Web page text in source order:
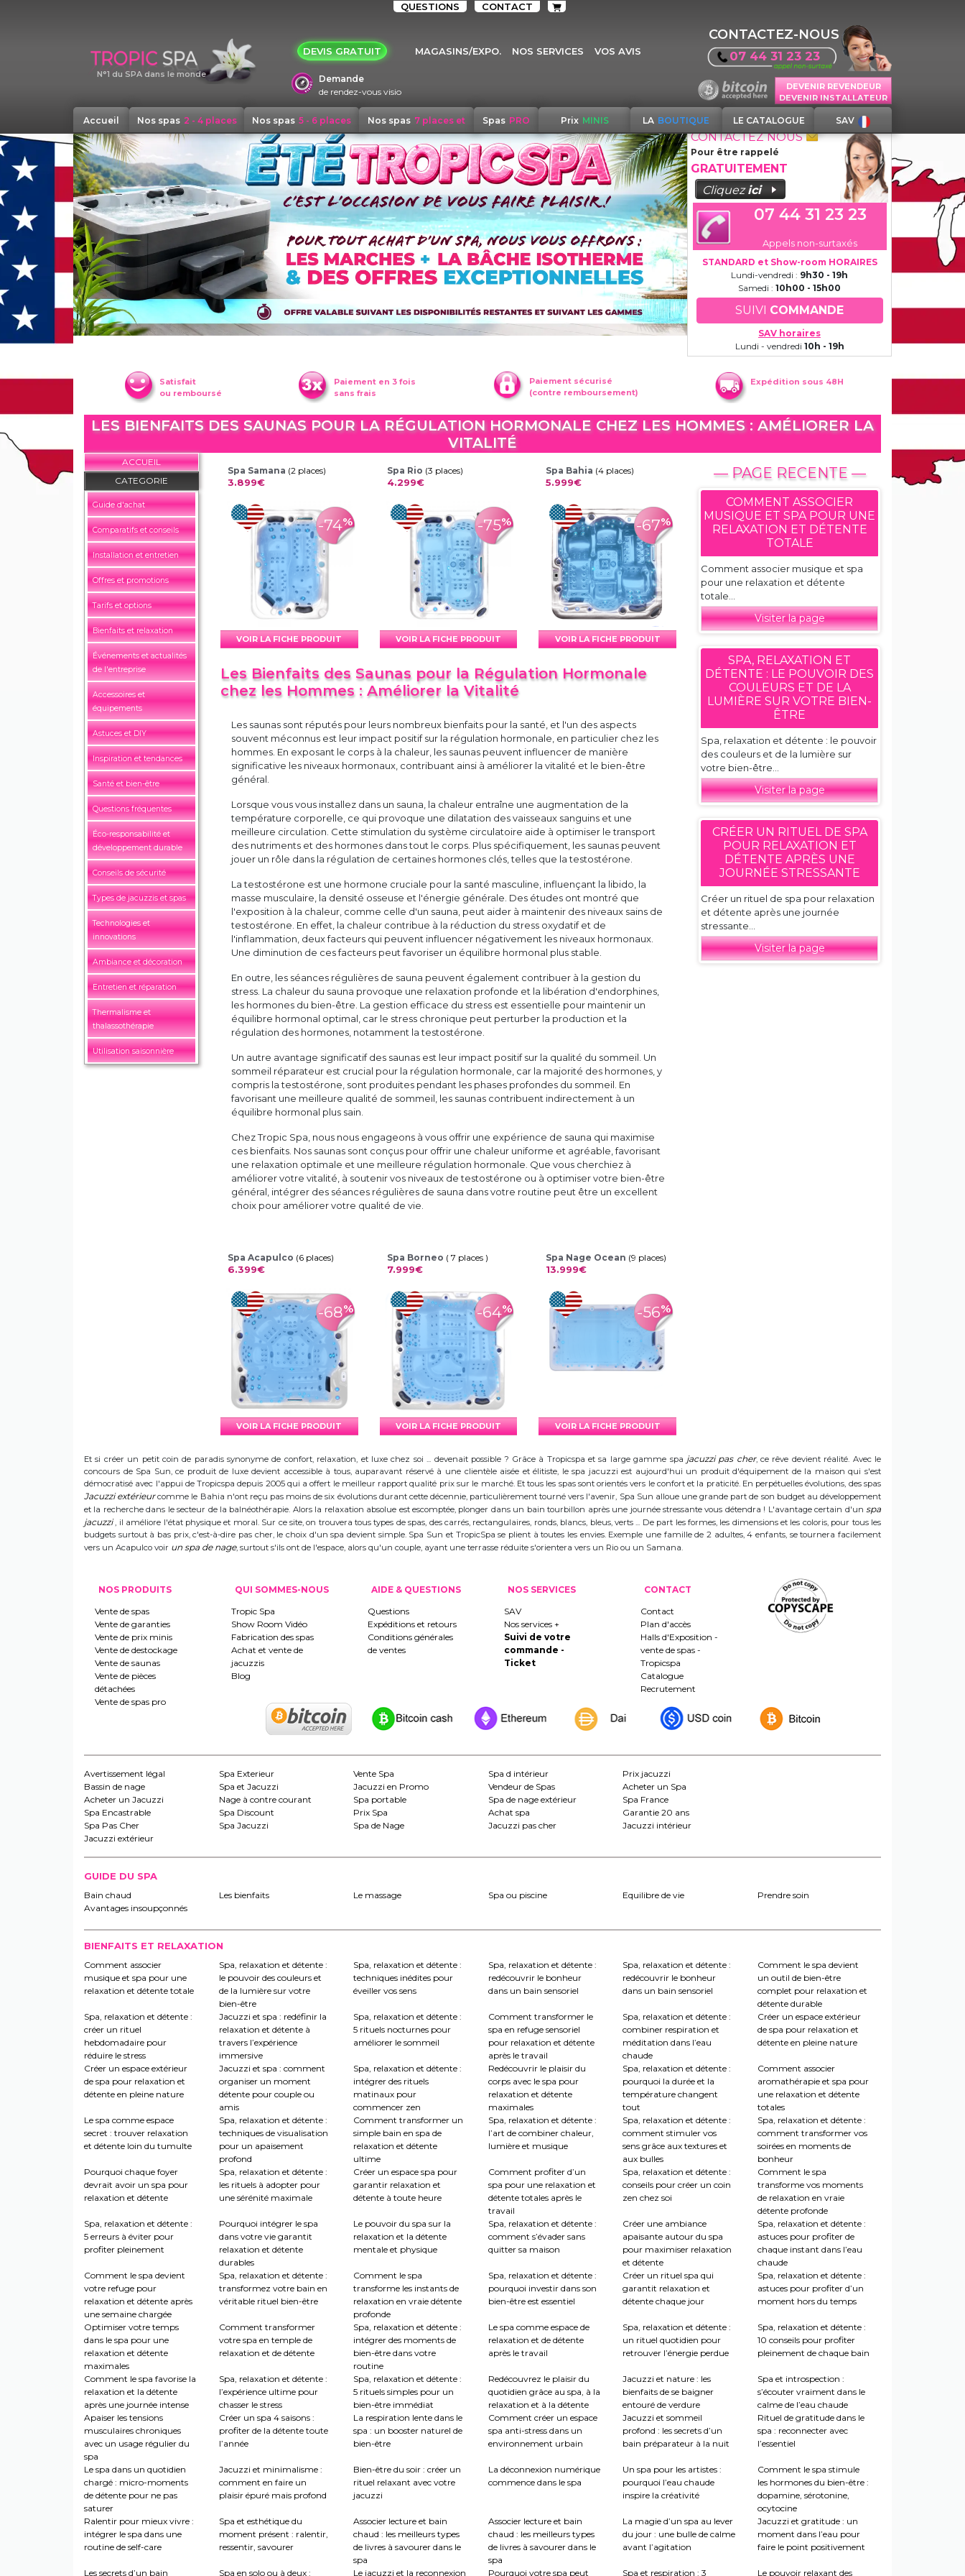
QUESTIONS CONTACT
N°1 du SPA dans le monde
DEVIS GRATUIT MAGASINS/EXPO. NOS SERVICES VOS AVIS
Demande
de rendez-vous visio
CONTACTEZ-NOUS
07 44 31 23 23
DEVENIR REVENDEUR
DEVENIR INSTALLATEUR
Accueil Nos spas 2 - 4 places Nos spas 5 - 6 places Nos spas 7 places et
+
Spas PRO Prix MINIS LA BOUTIQUE LE CATALOGUE SAV
CONTACTEZ NOUS
Pour être rappelé
GRATUITEMENT
Cliquezici
07 44 31 23 23
Appels non-surtaxés
STANDARD et Show-room HORAIRES
Lundi-vendredi : 9h30 - 19h
Samedi : 10h00 - 15h00
SUIVI COMMANDE
SAV horaires
Lundi - vendredi 10h - 19h
Satisfait
ou remboursé
Paiement en 3 fois
sans frais
Paiement sécurisé
(contre remboursement)
Expédition sous 48H
LES BIENFAITS DES SAUNAS POUR LA RÉGULATION HORMONALE CHEZ LES HOMMES : AMÉLIORER LA
VITALITÉ
ACCUEIL
CATEGORIE
Guide d'achat
Comparatifs et conseils
Installation et entretien
Offres et promotions
Tarifs et options
Bienfaits et relaxation
Événements et actualités
de l'entreprise
Accessoires et
équipements
Astuces et DIY
Inspiration et tendances
Santé et bien-être
Questions fréquentes
Éco-responsabilité et
développement durable
Conseils de sécurité
Types de jacuzzis et spas
Technologies et
innovations
Ambiance et décoration
Entretien et réparation
Thermalisme et
thalassothérapie
Utilisation saisonnière
Spa Samana (2 places)
3.899€
-74%
VOIR LA FICHE PRODUIT
Spa Rio (3 places)
4.299€
-75%
VOIR LA FICHE PRODUIT
Spa Bahia (4 places)
5.999€
-67%
VOIR LA FICHE PRODUIT
Les Bienfaits des Saunas pour la Régulation Hormonale
chez les Hommes : Améliorer la Vitalité
Les saunas sont réputés pour leurs nombreux bienfaits pour la santé, et l'un des aspects
souvent méconnus est leur impact positif sur la régulation hormonale, en particulier chez les
hommes. En exposant le corps à la chaleur, les saunas peuvent influencer de manière
significative les niveaux hormonaux, contribuant ainsi à améliorer la vitalité et le bien-être
général.
Lorsque vous vous installez dans un sauna, la chaleur entraîne une augmentation de la
température corporelle, ce qui provoque une dilatation des vaisseaux sanguins et une
meilleure circulation. Cette stimulation du système circulatoire aide à optimiser le transport
des nutriments et des hormones dans tout le corps. Plus spécifiquement, les saunas peuvent
jouer un rôle dans la régulation de certaines hormones clés, telles que la testostérone.
La testostérone est une hormone cruciale pour la santé masculine, influençant la libido, la
masse musculaire, la densité osseuse et l'énergie générale. Des études ont montré que
l'exposition à la chaleur, comme celle d'un sauna, peut aider à maintenir des niveaux sains de
testostérone. En effet, la chaleur contribue à la réduction du stress oxydatif et de
l'inflammation, deux facteurs qui peuvent influencer négativement les niveaux hormonaux.
Une diminution de ces facteurs peut favoriser un équilibre hormonal plus stable.
En outre, les séances régulières de sauna peuvent également contribuer à la gestion du
stress. La chaleur du sauna provoque une relaxation profonde et la libération d'endorphines,
les hormones du bien-être. La gestion efficace du stress est essentielle pour maintenir un
équilibre hormonal optimal, car le stress chronique peut perturber la production et la
régulation des hormones, notamment la testostérone.
Un autre avantage significatif des saunas est leur impact positif sur la qualité du sommeil. Un
sommeil réparateur est crucial pour la régulation hormonale, car la majorité des hormones, y
compris la testostérone, sont produites pendant les phases profondes du sommeil. En
favorisant une meilleure qualité de sommeil, les saunas contribuent indirectement à un
équilibre hormonal plus sain.
Chez Tropic Spa, nous nous engageons à vous offrir une expérience de sauna qui maximise
ces bienfaits. Nos saunas sont conçus pour offrir une chaleur uniforme et agréable, favorisant
une relaxation optimale et une meilleure régulation hormonale. Que vous cherchiez à
améliorer votre vitalité, à soutenir vos niveaux de testostérone ou à optimiser votre bien-être
général, intégrer des séances régulières de sauna dans votre routine peut être un excellent
choix pour améliorer votre qualité de vie.
Spa Acapulco (6 places)
6.399€
-68%
VOIR LA FICHE PRODUIT
Spa Borneo ( 7 places )
7.999€
-64%
VOIR LA FICHE PRODUIT
Spa Nage Ocean (9 places)
13.999€
-56%
VOIR LA FICHE PRODUIT
— PAGE RECENTE —
COMMENT ASSOCIER
MUSIQUE ET SPA POUR UNE
RELAXATION ET DÉTENTE
TOTALE
Comment associer musique et spa
pour une relaxation et détente
totale...
Visiter la page
SPA, RELAXATION ET
DÉTENTE : LE POUVOIR DES
COULEURS ET DE LA
LUMIÈRE SUR VOTRE BIEN-
ÊTRE
Spa, relaxation et détente : le pouvoir
des couleurs et de la lumière sur
votre bien-être...
Visiter la page
CRÉER UN RITUEL DE SPA
POUR RELAXATION ET
DÉTENTE APRÈS UNE
JOURNÉE STRESSANTE
Créer un rituel de spa pour relaxation
et détente après une journée
stressante...
Visiter la page
Et si créer un petit coin de paradis synonyme de confort, relaxation, et luxe chez soi ... devenait possible ? Grâce à Tropicspa et sa large gamme spa jacuzzi pas cher, ce rêve devient réalité. Avec le
concours de Spa Sun, ce produit de luxe devient accessible à tous, auparavant réservé à une clientèle aisée et élitiste, le spa jacuzzi est aujourd'hui un produit d'équipement de la maison qui s'est
démocratisé avec l'appui de Tropicspa depuis 2005 qui a offert le meilleur rapport qualité prix sur le marché. Et tous les spas sont orientés vers le confort et la praticité. En perpétuelles évolutions, des spas
Jacuzzi extérieurcomme le Bahia n'ont reçu pas moins de six évolutions durant cette décennie, particulièrement tourné vers l'avenir, Spa Sun alloue une grande part de son budget au développement
et la recherche dans le secteur de la balnéothérapie. Alors la relaxation absolue est escomptée, plonger dans un bain tourbillon après une journée stressante vous détendra ! L'avantage certain d'un spa
jacuzzi, il améliore l'état physique et moral. Sur ce site, on trouvera tous types de spas, des carrés, rectangulaires, ronds, blancs, bleus, verts ... De part les formes, les dimensions et les coloris, pour tous les
budgets surtout à bas prix, c'est-à-dire pas cher, le choix d'un spa devient simple. Spa Sun et TropicSpa se plient à toutes les envies. Exemple une famille de 2 adultes, 4 enfants, se tournera facilement
vers un Acapulco voir un spa de nage, surtout s'ils ont de l'espace, alors qu'un couple, ayant une terrasse réduite s'orientera vers un Rio ou un Samana.
NOS PRODUITS
Vente de spas
Vente de garanties
Vente de prix minis
Vente de destockage
Vente de saunas
Vente de pièces
détachées
Vente de spas pro
QUI SOMMES-NOUS
Tropic Spa
Show Room Vidéo
Fabrication des spas
Achat et vente de
jacuzzis
Blog
AIDE & QUESTIONS
Questions
Expéditions et retours
Conditions générales
de ventes
NOS SERVICES
SAV
Nos services +
Suivi de votre
commande -
Ticket
CONTACT
Contact
Plan d'accès
Halls d'Exposition -
vente de spas -
Tropicspa
Catalogue
Recrutement
Avertissement légal Spa Exterieur Vente Spa Spa d intérieur
Prix jacuzzi
Bassin de nage
Spa et Jacuzzi Jacuzzi en Promo Vendeur de Spas
Acheter un Spa
Acheter un Jacuzzi
Nage à contre courant Spa portable Spa de nage extérieur
Spa France
Spa Encastrable
Spa Discount Prix Spa Achat spa
Garantie 20 ans
Spa Pas Cher
Spa Jacuzzi Spa de Nage Jacuzzi pas cher
Jacuzzi intérieur
Jacuzzi extérieur
GUIDE DU SPA
Bain chaud Les bienfaits Le massage Spa ou piscine Equilibre de vie
Prendre soin
Avantages insoupçonnés
BIENFAITS ET RELAXATION
Comment associer
musique et spa pour une
relaxation et détente totale
Spa, relaxation et détente :
le pouvoir des couleurs et
de la lumière sur votre
bien-être
Spa, relaxation et détente :
techniques inédites pour
éveiller vos sens
Spa, relaxation et détente :
redécouvrir le bonheur
dans un bain sensoriel
Spa, relaxation et détente :
redécouvrir le bonheur
dans un bain sensoriel
Comment le spa devient
un outil de bien-être
complet pour relaxation et
détente durable
Spa, relaxation et détente :
créer un rituel
hebdomadaire pour
réduire le stress
Jacuzzi et spa : redéfinir la
relaxation et détente à
travers l’expérience
immersive
Spa, relaxation et détente :
5 rituels nocturnes pour
améliorer le sommeil
Comment transformer le
spa en refuge sensoriel
pour relaxation et détente
après le travail
Spa, relaxation et détente :
combiner respiration et
méditation dans l’eau
chaude
Créer un espace extérieur
de spa pour relaxation et
détente en pleine nature
Créer un espace extérieur
de spa pour relaxation et
détente en pleine nature
Jacuzzi et spa : comment
organiser un moment
détente pour couple ou
amis
Spa, relaxation et détente :
intégrer des rituels
matinaux pour
commencer zen
Redécouvrir le plaisir du
corps avec le spa pour
relaxation et détente
maximales
Spa, relaxation et détente :
pourquoi la durée et la
température changent
tout
Comment associer
aromathérapie et spa pour
une relaxation et détente
totales
Le spa comme espace
secret : trouver relaxation
et détente loin du tumulte
Spa, relaxation et détente :
techniques de visualisation
pour un apaisement
profond
Comment transformer un
simple bain en spa de
relaxation et détente
ultime
Spa, relaxation et détente :
l’art de combiner chaleur,
lumière et musique
Spa, relaxation et détente :
comment stimuler vos
sens grâce aux textures et
aux bulles
Spa, relaxation et détente :
comment transformer vos
soirées en moments de
bonheur
Pourquoi chaque foyer
devrait avoir un spa pour
relaxation et détente
Spa, relaxation et détente :
les rituels à adopter pour
une sérénité maximale
Créer un espace spa pour
garantir relaxation et
détente à toute heure
Comment profiter d’un
spa pour une relaxation et
détente totales après le
travail
Spa, relaxation et détente :
conseils pour créer un coin
zen chez soi
Comment le spa
transforme vos moments
de relaxation en vraie
détente profonde
Spa, relaxation et détente :
5 erreurs à éviter pour
profiter pleinement
Pourquoi intégrer le spa
dans votre vie garantit
relaxation et détente
durables
Le pouvoir du spa sur la
relaxation et la détente
mentale et physique
Spa, relaxation et détente :
comment s’évader sans
quitter sa maison
Créer une ambiance
apaisante autour du spa
pour maximiser relaxation
et détente
Spa, relaxation et détente :
astuces pour profiter de
chaque instant dans l’eau
chaude
Comment le spa devient
votre refuge pour
relaxation et détente après
une semaine chargée
Spa, relaxation et détente :
transformez votre bain en
véritable rituel bien-être
Comment le spa
transforme les instants de
relaxation en vraie détente
profonde
Spa, relaxation et détente :
pourquoi investir dans son
bien-être est essentiel
Créer un rituel spa qui
garantit relaxation et
détente chaque jour
Spa, relaxation et détente :
astuces pour profiter d’un
moment hors du temps
Optimiser votre temps
dans le spa pour une
relaxation et détente
maximales
Comment transformer
votre spa en temple de
relaxation et de détente
Spa, relaxation et détente :
intégrer des moments de
bien-être dans votre
routine
Le spa comme espace de
relaxation et de détente
après le travail
Spa, relaxation et détente :
un rituel quotidien pour
retrouver l’énergie perdue
Spa, relaxation et détente :
10 conseils pour profiter
pleinement de chaque bain
Comment le spa favorise la
relaxation et la détente
après une journée intense
Spa, relaxation et détente :
l’expérience ultime pour
chasser le stress
Spa, relaxation et détente :
5 rituels simples pour un
bien-être immédiat
Redécouvrez le plaisir du
quotidien grâce au spa, à la
relaxation et à la détente
Jacuzzi et nature : les
bienfaits de se baigner
entouré de verdure
Spa et introspection :
s’écouter vraiment dans le
calme de l’eau chaude
Apaiser les tensions
musculaires chroniques
avec un usage régulier du
spa
Créer un spa 4 saisons :
profiter de la détente toute
l’année
La respiration lente dans le
spa : un booster naturel de
bien-être
Comment créer un espace
spa anti-stress dans un
environnement urbain
Jacuzzi et sommeil
profond : les secrets d’un
bain préparateur à la nuit
Rituel de gratitude dans le
spa : reconnecter avec
l’essentiel
Le spa dans un quotidien
chargé : micro-moments
de détente pour ne pas
saturer
Jacuzzi et minimalisme :
comment en faire un
plaisir épuré mais profond
Bien-être du soir : créer un
rituel relaxant avec votre
jacuzzi
La déconnexion numérique
commence dans le spa
Un spa pour les artistes :
pourquoi l’eau chaude
inspire la créativité
Comment le spa stimule
les hormones du bien-être :
dopamine, sérotonine,
ocytocine
Ralentir pour mieux vivre :
intégrer le spa dans une
routine de self-care
Spa et esthétique du
moment présent : ralentir,
ressentir, savourer
Associer lecture et bain
chaud : les meilleurs types
de livres à savourer dans le
spa
Associer lecture et bain
chaud : les meilleurs types
de livres à savourer dans le
spa
La magie d’un spa au lever
du jour : une bulle de calme
avant l’agitation
Jacuzzi et gratitude : un
moment dans l’eau pour
faire le point positivement
Les secrets d’un bain Spa en solo ou à deux : Le jacuzzi et la reconnexion Pourquoi votre spa peut Spa et respiration : 3 Le pouvoir relaxant des